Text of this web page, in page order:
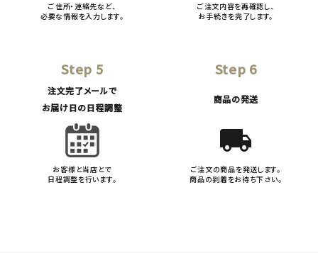
ご住所・連絡先など、
必要な情報を入力します。
ご注文内容を再確認し、
お手続きを完了します。
Step 5
注文完了メールで
お届け日の日程調整
お客様と当店とで
日程調整を行います。
Step 6
商品の発送
local_shipping
ご注文の商品を発送します。
商品の到着をお待ち下さい。